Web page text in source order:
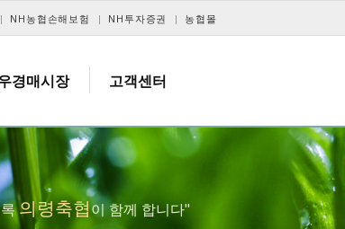
NH농협손해보험 NH투자증권 농협몰
경매시장 고객센터
록의령축협이 함께 합니다"